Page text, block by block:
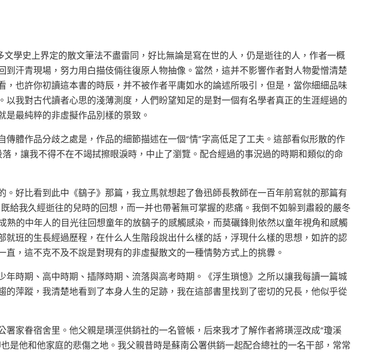
學史上界定的散文筆法不盡雷同，好比無論是寫在世的人，仍是逝往的人，作者一概
汗青現場，努力用白描伎倆往復原人物抽像。當然，這并不影響作者對人物愛憎清楚
也許你初讀這本書的時辰，并不被作者平庸如水的論述所吸引，但是，當你細細品味
我對古代讀者心思的淺薄測度，人們盼望知足的是對一個有名學者真正的生涯經過的
最純粹的非虛擬作品別樣的景致。
體作品分歧之處是，作品的細節描述在一個“情”字高低足了工夫。這部看似形散的作
，讓我不得不在不竭拭擦眼淚時，中止了瀏覽。配合經過的事況過的時期和類似的命
好比看到此中《鷂子》那篇，我立馬就想起了魯迅師長教師在一百年前寫就的那篇有
給我久經逝往的兒時的回想，而一并也帶著無可掌握的悲痛。我倒不如躲到肅殺的嚴冬
的中年人的目光往回想童年的放鷂子的感觸感染，而莫礪鋒則依然以童年視角和感觸
班的生長經過歷程，在什么人生階段說出什么樣的話，浮現什么樣的思想，如許的認
，這不克不及不說是對現有的非虛擬散文的一種情勢方式上的挑釁。
時期、高中時期、插隊時期、流落與高考時期。《浮生瑣憶》之所以讓我每讀一篇城
萍蹤，我清楚地看到了本身人生的足跡，我在這部書里找到了密切的兄長，他似乎從
家眷宿舍里。他父親是璜涇供銷社的一名管帳，后來我才了解作者將璜涇改成“瓊溪
是他和他家庭的悲傷之地。我父親昔時是蘇南公署供銷一起配合總社的一名干部，常常